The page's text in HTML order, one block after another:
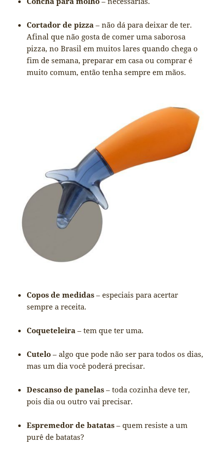
Cortador de pizza – não dá para deixar de ter.
Afinal que não gosta de comer uma saborosa
pizza, no Brasil em muitos lares quando chega o
fim de semana, preparar em casa ou comprar é
muito comum, então tenha sempre em mãos.
Copos de medidas – especiais para acertar
sempre a receita.
Coqueteleira – tem que ter uma.
Cutelo – algo que pode não ser para todos os dias,
mas um dia você poderá precisar.
Descanso de panelas – toda cozinha deve ter,
pois dia ou outro vai precisar.
Espremedor de batatas – quem resiste a um
purê de batatas?